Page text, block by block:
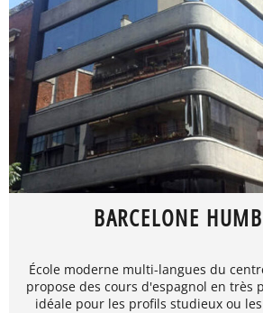
BARCELONE
École moderne multi-langues du
propose des cours d'espagnol en très
idéale pour les profils studieux ou